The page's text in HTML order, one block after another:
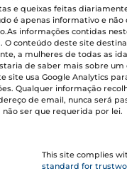
e queixas feitas
é apenas informativo e não
informações contidas
O conteúdo deste site
a mulheres de todas as
de saber mais sobre
site usa Google Analytics
Qualquer informação
de email, nunca será
ser que requerida por lei.
This site complies
standard for